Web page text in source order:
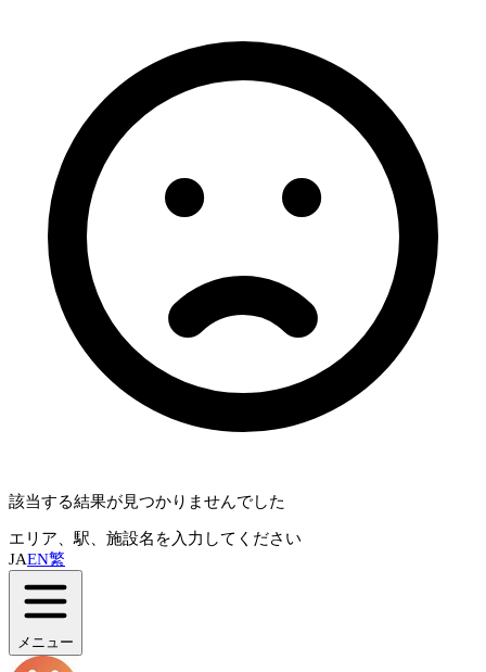
該当する結果が見つかりませんでした
エリア、駅、施設名を入力してください
JAEN繁
メニュー